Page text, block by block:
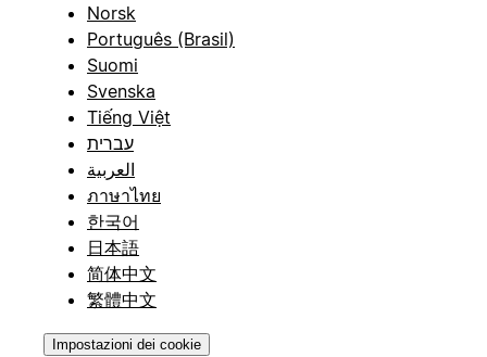
Norsk
Português (Brasil)
Suomi
Svenska
Tiếng Việt
עברית
العربية
ภาษาไทย
한국어
日本語
简体中文
繁體中文
Impostazioni dei cookie